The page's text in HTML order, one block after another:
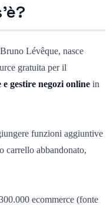
Lévêque, nasce
gratuita per il
e gestire negozi online in
funzioni aggiuntive
carrello abbandonato,
ecommerce (fonte